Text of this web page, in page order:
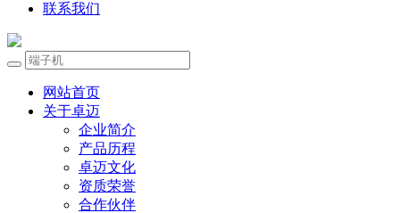
联系我们
网站首页
关于卓迈
企业简介
产品历程
卓迈文化
资质荣誉
合作伙伴